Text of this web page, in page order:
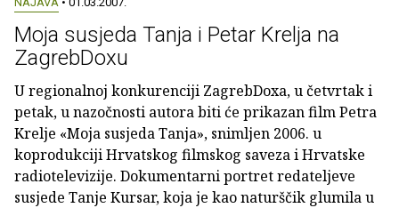
Moja susjeda Tanja i Petar Krelja na
ZagrebDoxu
U regionalnoj konkurenciji ZagrebDoxa, u četvrtak i
petak, u nazočnosti autora biti će prikazan film Petra
Krelje «Moja susjeda Tanja», snimljen 2006. u
koprodukciji Hrvatskog filmskog saveza i Hrvatske
radiotelevizije. Dokumentarni portret redateljeve
susjede Tanje Kursar, koja je kao naturščik glumila u